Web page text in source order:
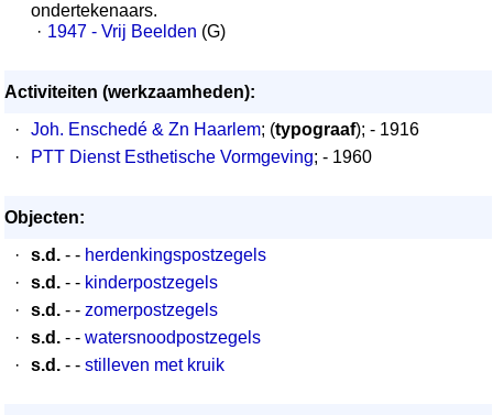
ondertekenaars.
· 1947 - Vrij Beelden (G)
Activiteiten (werkzaamheden):
·
Joh. Enschedé & Zn Haarlem; (typograaf); - 1916
·
PTT Dienst Esthetische Vormgeving; - 1960
Objecten:
·
s.d. - - herdenkingspostzegels
·
s.d. - - kinderpostzegels
·
s.d. - - zomerpostzegels
·
s.d. - - watersnoodpostzegels
·
s.d. - - stilleven met kruik